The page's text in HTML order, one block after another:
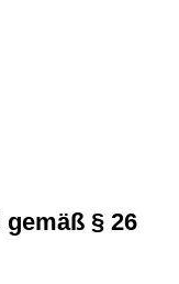
§ 26